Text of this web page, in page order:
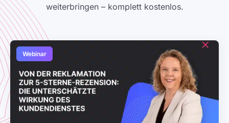
weiterbringen – komplett kostenlos.
Webinar